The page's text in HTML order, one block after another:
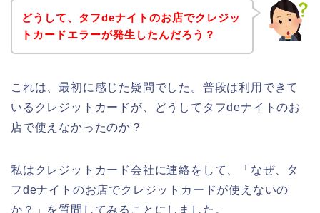
どうして、タフdeナイトのお店でクレジッ
トカードエラーが発生したんだろう？
これは、最初に感じた疑問でした。普段は利用できて
いるクレジットカードが、どうしてタフdeナイトのお
店で使えなかったのか？
私はクレジットカード会社に連絡をして、「なぜ、タ
フdeナイトのお店でクレジットカードが使えないの
か？」を質問してみることにしました。